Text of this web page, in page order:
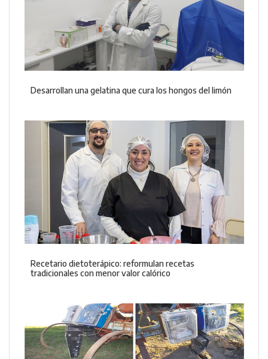
Desarrollan una gelatina que cura los hongos del limón
Recetario dietoterápico: reformulan recetas
tradicionales con menor valor calórico